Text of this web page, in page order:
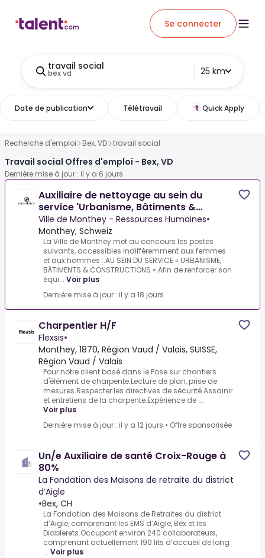
Se connecter
travail social
bex vd 25 km
Date de publication Télétravail Quick Apply
Recherche d'emploi Bex, VD travail social
Travail social Offres d'emploi - Bex, VD
Dernière mise à jour : il y a 6 jours
Auxiliaire de nettoyage au sein du
service 'Urbanisme, Bâtiments &
Constructions'
Ville de Monthey - Ressources Humaines•
Monthey, Schweiz
La Ville de Monthey met au concours les postes
suivants, accessibles indifféremment aux femmes
et aux hommes :.AU SEIN DU SERVICE « URBANISME,
BÂTIMENTS & CONSTRUCTIONS ».Afin de renforcer son
équi... Voir plus
Dernière mise à jour : il y a 18 jours
Charpentier H/F
Flexsis•
Monthey, 1870, Région Vaud / Valais, SUISSE,
Région Vaud / Valais
Pour notre client basé dans le.Pose sur chantiers
d'élément de charpente.Lecture de plan, prise de
mesures.Respecter les directives de sécurité.Assainir
et entretiens de la charpente.Expérience de ...
Voir plus
Dernière mise à jour : il y a 12 jours • Offre sponsorisée
Un/e Auxiliaire de santé Croix-Rouge à
80%
La Fondation des Maisons de retraite du district
d’Aigle
•Bex, CH
La Fondation des Maisons de Retraites du district
d’Aigle, comprenant les EMS d’Aigle, Bex et les
Diablerets.Occupant environ 240 collaborateurs,
comprenant actuellement 190 lits d’accueil de long
... Voir plus